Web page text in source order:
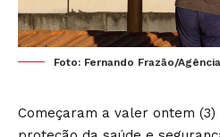
Foto: Fernando Frazão/
Começaram a valer ontem